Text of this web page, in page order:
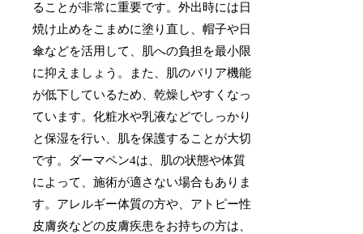
ることが非常に重要です。外出時には日
焼け止めをこまめに塗り直し、帽子や日
傘などを活用して、肌への負担を最小限
に抑えましょう。また、肌のバリア機能
が低下しているため、乾燥しやすくなっ
ています。化粧水や乳液などでしっかり
と保湿を行い、肌を保護することが大切
です。ダーマペン4は、肌の状態や体質
によって、施術が適さない場合もありま
す。アレルギー体質の方や、アトピー性
皮膚炎などの皮膚疾患をお持ちの方は、